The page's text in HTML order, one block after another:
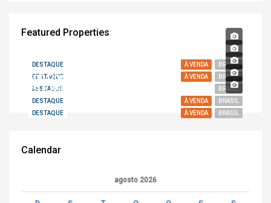
Featured Properties
DESTAQUE À VENDA
BRASIL
DESTAQUE
À VENDA
BRASIL
DESTAQUE
BRASIL
DESTAQUE
À VENDA BRASIL
Sob Consulta
DESTAQUE À VENDA BRASIL
R$ 6.890.000,00
Calendar
agosto 2026